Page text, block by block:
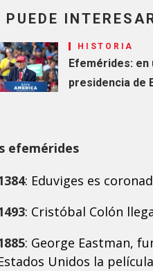
PUEDE
HISTORIA
Efemérides: en
presidencia de
efemérides
: Eduviges es
: Cristóbal Colón
: George Eastman,
Unidos la